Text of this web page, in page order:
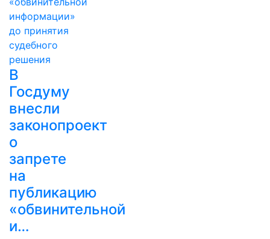
В
Госдуму
внесли
законопроект
о
запрете
на
публикацию
«обвинительной
и…